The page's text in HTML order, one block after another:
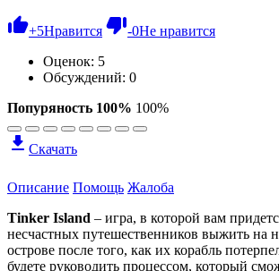
+5Нравится -0Не нравится
Оценок: 5
Обсуждений: 0
Попуряность 100% 100%
Скачать
Описание Помощь Жалоба
Tinker Island – игра, в которой вам
несчастных путешественников выжить на
острове после того, как их корабль
будете руководить процессом, который